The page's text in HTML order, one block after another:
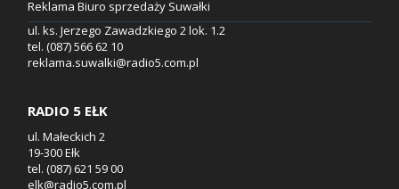
Reklama Biuro sprzedaży Suwałki
ul. ks. Jerzego Zawadzkiego 2 lok. 1.2
tel. (087) 566 62 10
reklama.suwalki@radio5.com.pl
RADIO 5 EŁK
ul. Małeckich 2
19-300 Ełk
tel. (087) 621 59 00
elk@radio5.com.pl